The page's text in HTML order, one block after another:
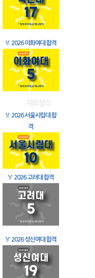
🏅 2026 이화여대 합격
🏅 2026 서울시립대 합
격
🏅 2026 고려대 합격
🏅 2026 성신여대 합격